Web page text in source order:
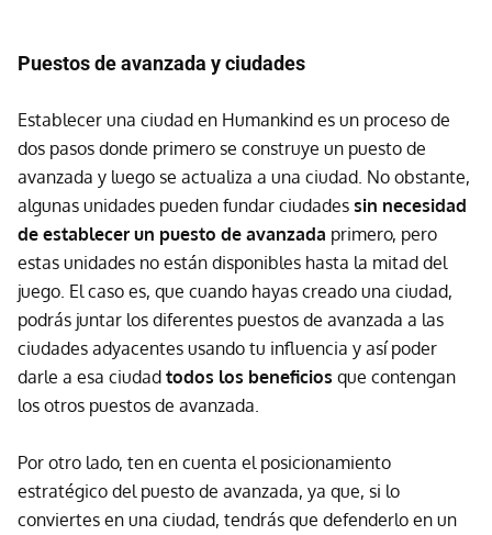
Puestos de avanzada y ciudades
Establecer una ciudad en Humankind es un proceso de
dos pasos donde primero se construye un puesto de
avanzada y luego se actualiza a una ciudad. No obstante,
algunas unidades pueden fundar ciudades sin necesidad
de establecer un puesto de avanzada primero, pero
estas unidades no están disponibles hasta la mitad del
juego. El caso es, que cuando hayas creado una ciudad,
podrás juntar los diferentes puestos de avanzada a las
ciudades adyacentes usando tu influencia y así poder
darle a esa ciudad todos los beneficios que contengan
los otros puestos de avanzada.
Por otro lado, ten en cuenta el posicionamiento
estratégico del puesto de avanzada, ya que, si lo
conviertes en una ciudad, tendrás que defenderlo en un